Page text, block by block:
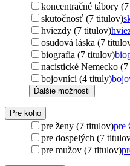
koncentračné tábory
skutočnosť (7 titulov)
hviezdy (7 titulov)
osudová láska (7
biografia (7 titulov)
nacistické Nemecko
bojovníci (4 tituly)
Ďalšie možnosti
Pre koho
pre ženy (7 titulov)pre
pre dospelých (7
pre mužov (7 titulov)